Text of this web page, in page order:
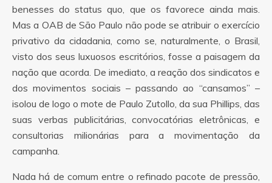
benesses do status quo, que os favorece ainda mais.
Mas a OAB de São Paulo não pode se atribuir o exercício
privativo da cidadania, como se, naturalmente, o Brasil,
visto dos seus luxuosos escritórios, fosse a paisagem da
nação que acorda. De imediato, a reação dos sindicatos e
dos movimentos sociais – passando ao “cansamos” –
isolou de logo o mote de Paulo Zutollo, da sua Phillips, das
suas verbas publicitárias, convocatórias eletrônicas, e
consultorias milionárias para a movimentação da
campanha.
Nada há de comum entre o refinado pacote de pressão,